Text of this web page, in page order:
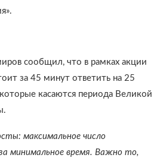
сообщил, что в рамках акции
за 45 минут ответить на 25
касаются периода Великой
максимальное число
минимальное время. Важно то,